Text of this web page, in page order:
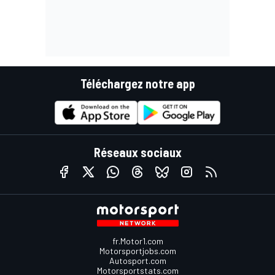
Téléchargez notre app
Réseaux sociaux
fr.Motor1.com
Motorsportjobs.com
Autosport.com
Motorsportstats.com